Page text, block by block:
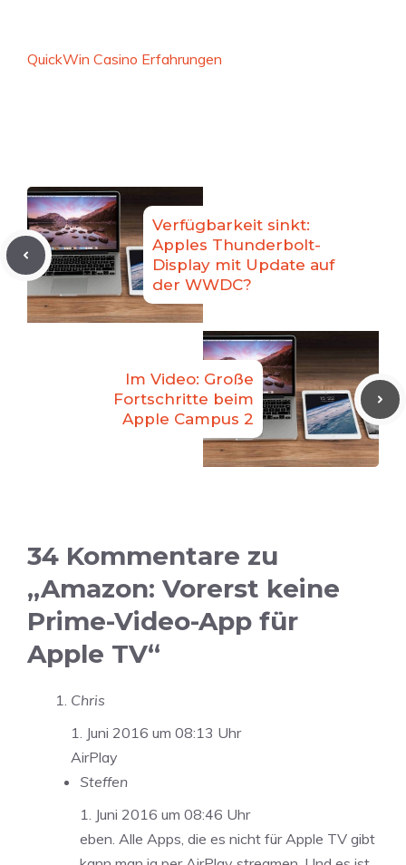
QuickWin Casino Erfahrungen
Verfügbarkeit sinkt:
Apples Thunderbolt-
Display mit Update auf
der WWDC?
Im Video: Große
Fortschritte beim
Apple Campus 2
34 Kommentare zu
„Amazon: Vorerst keine
Prime-Video-App für
Apple TV“
Chris
1. Juni 2016 um 08:13 Uhr
AirPlay
Steffen
1. Juni 2016 um 08:46 Uhr
eben. Alle Apps, die es nicht für Apple TV gibt